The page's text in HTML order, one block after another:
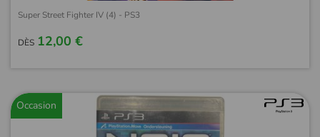
Super Street Fighter IV (4) - PS3
DÈS 12,00 €
Occasion